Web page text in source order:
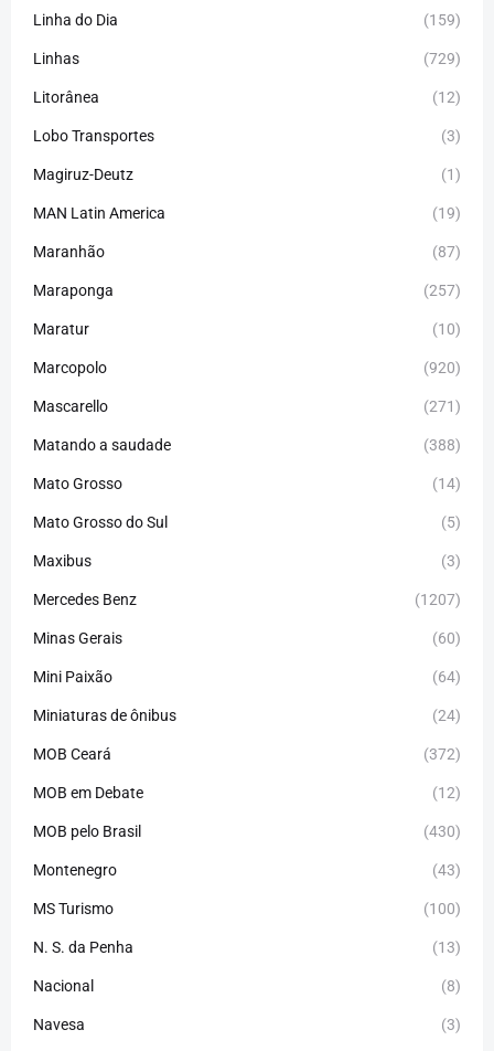
Linha do Dia (159)
Linhas (729)
Litorânea (12)
Lobo Transportes (3)
Magiruz-Deutz (1)
MAN Latin America (19)
Maranhão (87)
Maraponga (257)
Maratur (10)
Marcopolo (920)
Mascarello (271)
Matando a saudade (388)
Mato Grosso (14)
Mato Grosso do Sul (5)
Maxibus (3)
Mercedes Benz (1207)
Minas Gerais (60)
Mini Paixão (64)
Miniaturas de ônibus (24)
MOB Ceará (372)
MOB em Debate (12)
MOB pelo Brasil (430)
Montenegro (43)
MS Turismo (100)
N. S. da Penha (13)
Nacional (8)
Navesa (3)